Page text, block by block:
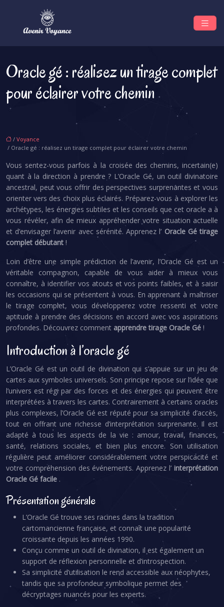
Oracle gé : réalisez un tirage complet
pour éclairer votre chemin
/ Voyance
/ Oracle gé : réalisez un tirage complet pour éclairer votre chemin
Vous sentez-vous parfois à la croisée des chemins, incertain(e)
quant à la direction à prendre ? L’Oracle Gé, un outil divinatoire
ancestral, peut vous offrir des perspectives surprenantes et vous
orienter vers des choix plus éclairés. Préparez-vous à explorer les
archétypes, les énergies subtiles et les conseils que cet oracle a à
vous révéler, afin de mieux appréhender votre situation actuelle
et d’envisager l’avenir avec sérénité. Apprenez l’ Oracle Gé tirage
complet débutant !
Loin d’être une simple prédiction de l’avenir, l’Oracle Gé est un
véritable compagnon, capable de vous aider à mieux vous
connaître, à identifier vos atouts et vos points faibles, et à saisir
les occasions qui se présentent à vous. En apprenant à maîtriser
le tirage complet, vous développerez votre ressenti et votre
aptitude à prendre des décisions en accord avec vos aspirations
profondes. Découvrez comment apprendre tirage Oracle Gé !
Introduction à l’oracle gé
L’Oracle Gé est un outil de divination qui s’appuie sur un jeu de
cartes aux symboles universels. Son principe repose sur l’idée que
l’univers est régi par des forces et des énergies qui peuvent être
interprétées à travers les cartes. Contrairement à certains oracles
plus complexes, l’Oracle Gé est réputé pour sa simplicité d’accès,
tout en offrant une richesse d’interprétation surprenante. Il est
adapté à tous les aspects de la vie : amour, travail, finances,
santé, relations sociales, et bien plus encore. Son utilisation
régulière peut améliorer considérablement votre perspicacité et
votre compréhension des événements. Apprenez l’ interprétation
Oracle Gé facile .
Présentation générale
L’Oracle Gé trouve ses racines dans la tradition
cartomancienne française, et connaît une popularité
croissante depuis les années 1990.
Conçu comme un outil de divination, il est également un
support de réflexion personnelle et d’introspection.
Sa simplicité d’utilisation le rend accessible aux néophytes,
tandis que sa profondeur symbolique permet des
décryptages nuancés pour les experts.